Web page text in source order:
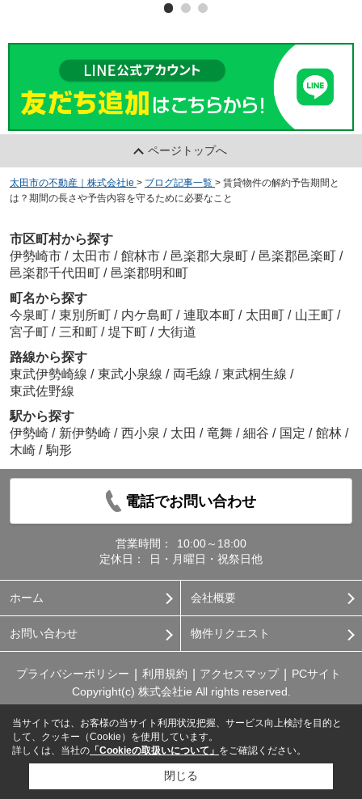
ページトップへ
太田市の不動産｜株式会社ie > ブログ記事一覧 > 賃貸物件の解約予告期間と
は？期間の長さや予告内容を守るために必要なこと
市区町村から探す
伊勢崎市 / 太田市 / 館林市 / 邑楽郡大泉町 / 邑楽郡邑楽町 /
邑楽郡千代田町 / 邑楽郡明和町
町名から探す
今泉町 / 東別所町 / 内ケ島町 / 連取本町 / 太田町 / 山王町 /
宮子町 / 三和町 / 堤下町 / 大街道
路線から探す
東武伊勢崎線 / 東武小泉線 / 両毛線 / 東武桐生線 /
東武佐野線
駅から探す
伊勢崎 / 新伊勢崎 / 西小泉 / 太田 / 竜舞 / 細谷 / 国定 / 館林 /
木崎 / 駒形
電話でお問い合わせ
営業時間：
10:00～18:00
定休日：
日・月曜日・祝祭日他
ホーム 会社概要
お問い合わせ 物件リクエスト
プライバシーポリシー 利用規約 アクセスマップ
PCサイト
Copyright(c) 株式会社ie All rights reserved.
当サイトでは、お客様の当サイト利用状況把握、サービス向上検討を目的と
して、クッキー（Cookie）を使用しています。
詳しくは、当社の 「Cookieの取扱いについて」 をご確認ください。
閉じる